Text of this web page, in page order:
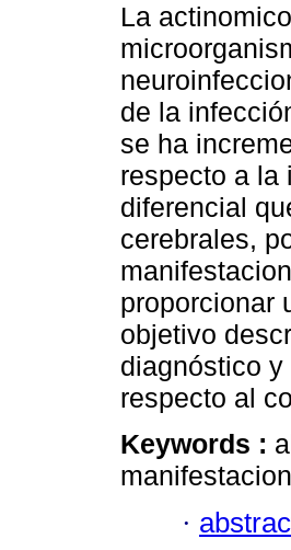
La
de la
se ha
respecto a la
diferencial
cerebrales,
proporcionar
objetivo
diagnóstico
respecto al
Keywords :
·